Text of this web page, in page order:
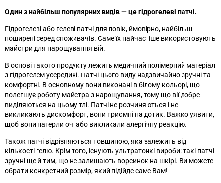
Один з найбільш популярних видів — це гідрогелеві патчі.
Гідрогелеві або гелеві патчі для повік, ймовірно, найбільш
поширені серед споживачів. Саме їх найчастіше використовують
майстри для нарощування вій.
В основі такого продукту лежить медичний полімерний матеріал
з гідрогелем усередині. Патчі цього виду надзвичайно зручні та
комфортні. В основному вони виконані в білому кольорі, що
полегшує роботу майстра з нарощування, тому що вії добре
виділяються на цьому тлі. Патчі не розчиняються і не
викликають дискомфорт, вони приємні на дотик. Важко уявити,
щоб вони натерли очі або викликали алергічну реакцію.
Також патчі відрізняються товщиною, яка залежить від
кількості гелю. Крім того, існують ультратонкі вироби: такі патчі
зручні ще й тим, що не залишають ворсинок на шкірі. Ви можете
обрати конкретний розмір, який підійде саме Вам!